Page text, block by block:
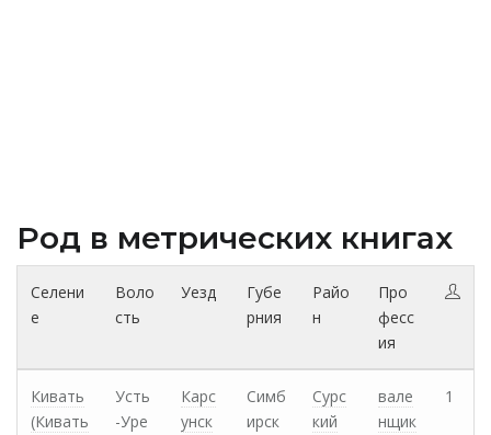
Род в метрических книгах
Селени
е
Воло
сть
Уезд
Губе
рния
Райо
н
Про
фесс
ия
Кивать
(Кивать
Усть
-Уре
Карс
унск
Симб
ирск
Сурс
кий
вале
нщик
1